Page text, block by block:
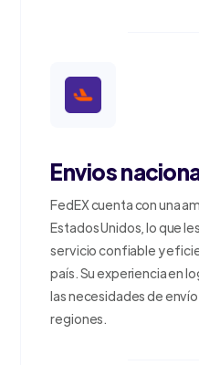
Envios
FedEX cuenta con una
Estados Unidos, lo que
servicio confiable y
país. Su experiencia en
las necesidades de
regiones.